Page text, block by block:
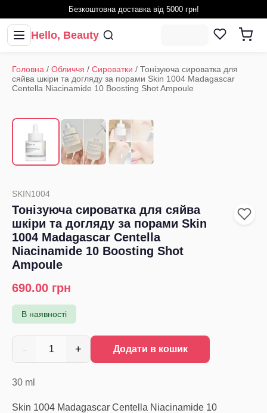
Безкоштовна доставка від 5000 грн!
Hello, Beauty
Головна / Обличчя / Сироватки / Тонізуюча сироватка для
сяйва шкіри та догляду за порами Skin 1004 Madagascar
Centella Niacinamide 10 Boosting Shot Ampoule
/3
SKIN1004
Тонізуюча сироватка для сяйва
шкіри та догляду за порами Skin
1004 Madagascar Centella
Niacinamide 10 Boosting Shot
Ampoule
690.00 грн
В наявності
- 1 + Додати в кошик
30 ml
Skin 1004 Madagascar Centella Niacinamide 10